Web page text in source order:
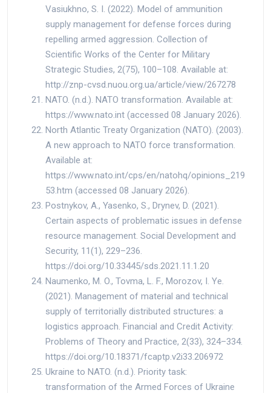
Vasiukhno, S. I. (2022). Model of ammunition
supply management for defense forces during
repelling armed aggression. Collection of
Scientific Works of the Center for Military
Strategic Studies, 2(75), 100–108. Available at:
http://znp-cvsd.nuou.org.ua/article/view/267278
NATO. (n.d.). NATO transformation. Available at:
https://www.nato.int (accessed 08 January 2026).
North Atlantic Treaty Organization (NATO). (2003).
A new approach to NATO force transformation.
Available at:
https://www.nato.int/cps/en/natohq/opinions_219
53.htm (accessed 08 January 2026).
Postnykov, A., Yasenko, S., Drynev, D. (2021).
Certain aspects of problematic issues in defense
resource management. Social Development and
Security, 11(1), 229–236.
https://doi.org/10.33445/sds.2021.11.1.20
Naumenko, M. O., Tovma, L. F., Morozov, I. Ye.
(2021). Management of material and technical
supply of territorially distributed structures: a
logistics approach. Financial and Credit Activity:
Problems of Theory and Practice, 2(33), 324–334.
https://doi.org/10.18371/fcaptp.v2i33.206972
Ukraine to NATO. (n.d.). Priority task:
transformation of the Armed Forces of Ukraine